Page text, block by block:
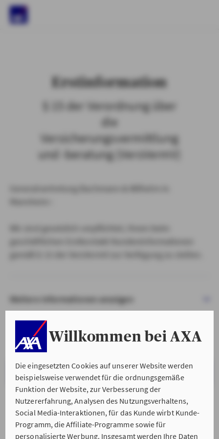
Willkommen bei AXA
Die eingesetzten Cookies auf unserer Website werden
beispielsweise verwendet für die ordnungsgemäße
Funktion der Website, zur Verbesserung der
Nutzererfahrung, Analysen des Nutzungsverhaltens,
Social Media-Interaktionen, für das Kunde wirbt Kunde-
Programm, die Affiliate-Programme sowie für
personalisierte Werbung. Insgesamt werden Ihre Daten
Erstinformation
§ 15 der Verordnung über
die
Versicherungsvermittlung
und -beratung (VersVermV)
Weitere Informationen anzeigen
VERSTANDEN & WEITER